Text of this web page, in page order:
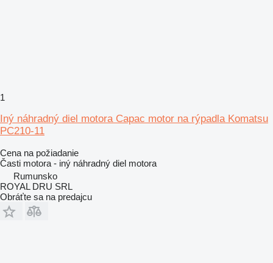
1
Iný náhradný diel motora Capac motor na rýpadla Komatsu
PC210-11
Cena na požiadanie
Časti motora - iný náhradný diel motora
Rumunsko
ROYAL DRU SRL
Obráťte sa na predajcu